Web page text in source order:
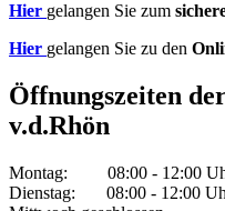
Hier gelangen Sie zum
Hier gelangen Sie zu den
Öffnungszeiten
v.d.Rhön
Montag: 08:00 - 12:00
Dienstag: 08:00 - 12:00